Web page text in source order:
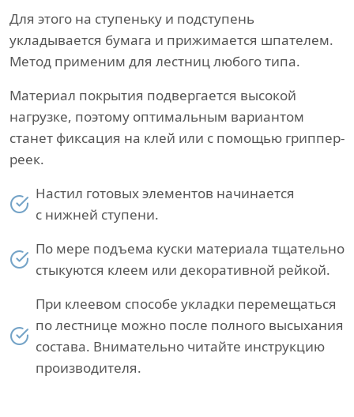
Для этого на ступеньку и подступень
укладывается бумага и прижимается шпателем.
Метод применим для лестниц любого типа.
Материал покрытия подвергается высокой
нагрузке, поэтому оптимальным вариантом
станет фиксация на клей или с помощью гриппер-
реек.
Настил готовых элементов начинается
с нижней ступени.
По мере подъема куски материала тщательно
стыкуются клеем или декоративной рейкой.
При клеевом способе укладки перемещаться
по лестнице можно после полного высыхания
состава. Внимательно читайте инструкцию
производителя.